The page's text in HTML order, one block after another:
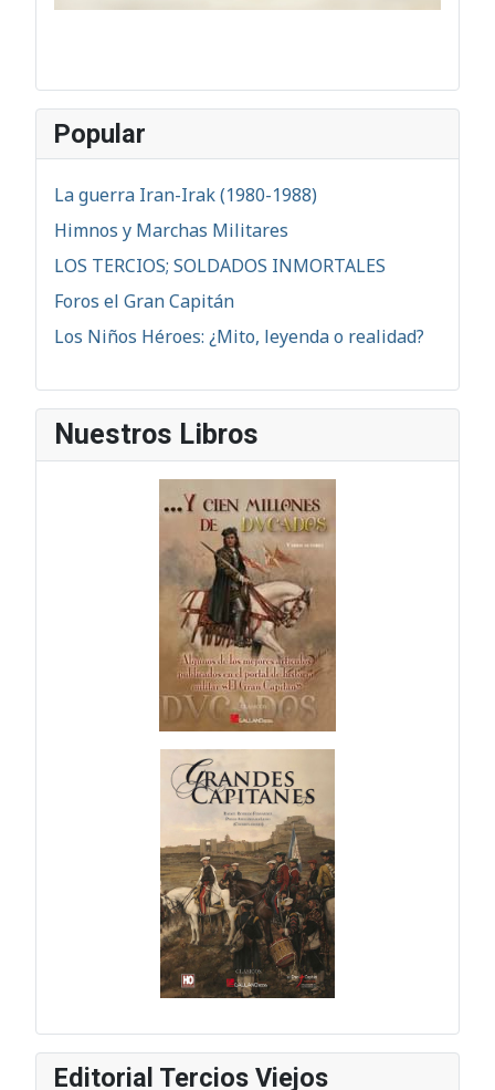
Popular
La guerra Iran-Irak (1980-1988)
Himnos y Marchas Militares
LOS TERCIOS; SOLDADOS INMORTALES
Foros el Gran Capitán
Los Niños Héroes: ¿Mito, leyenda o realidad?
Nuestros Libros
Editorial Tercios Viejos